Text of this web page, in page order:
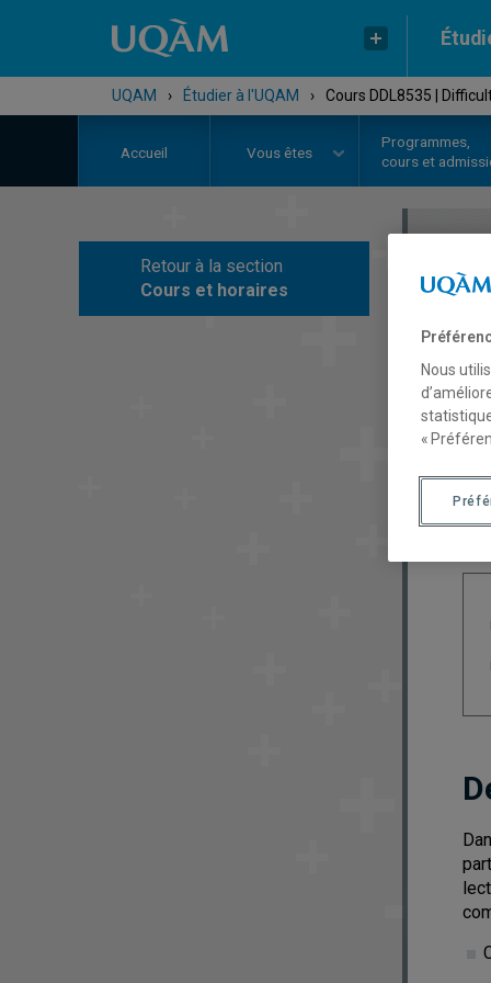
UQAM › Étudier à l'UQAM › Cours DDL8535 |
Accueil Vous êtes
Programmes,
cours et
Retour à la section
Cours et horaires
Nous
«